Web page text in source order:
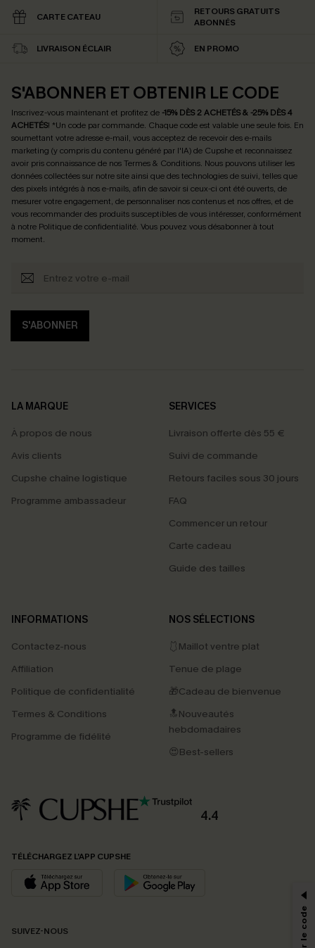
CARTE CATEAU
RETOURS GRATUITS
ABONNÉS
LIVRAISON ÉCLAIR EN PROMO
S'ABONNER ET OBTENIR LE CODE
Inscrivez-vous maintenant et profitez de -15% DÈS 2 ACHETÉS & -25% DÈS 4
ACHETÉS! *Un code par commande. Chaque code est valable une seule fois. En
soumettant votre adresse e-mail, vous acceptez de recevoir des e-mails
marketing (y compris du contenu généré par l'IA) de Cupshe et reconnaissez
avoir pris connaissance de nosTermes & Conditions. Nous pouvons utiliser les
données collectées sur notre site ainsi que des technologies de suivi, telles que
des pixels intégrés à nos e-mails, afin de savoir si ceux-ci ont été ouverts, de
mesurer votre engagement, de personnaliser nos contenus et nos offres, et de
vous recommander des produits susceptibles de vous intéresser, conformément
à notre Politique de confidentialité. Vous pouvez vous désabonner à tout
moment.
S'ABONNER
LA MARQUE
À propos de nous
Avis clients
Cupshe chaîne logistique
Programme ambassadeur
SERVICES
Livraison offerte dès 55 €
Suivi de commande
Retours faciles sous 30 jours
FAQ
Commencer un retour
Carte cadeau
Guide des tailles
INFORMATIONS
Contactez-nous
Affiliation
Politique de confidentialité
Termes & Conditions
Programme de fidélité
NOS SÉLECTIONS
🩱Maillot ventre plat
Tenue de plage
🎁Cadeau de bienvenue
🔝Nouveautés
hebdomadaires
😍Best-sellers
4.4
TÉLÉCHARGEZ L’APP CUPSHE
SUIVEZ-NOUS
PROFITEZ DE -15%
-15% dès 2 Achetés par E-mail